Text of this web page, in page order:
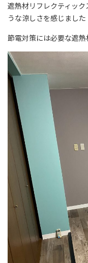
遮熱材リフレクティッ
うな涼しさを感じました
節電対策には必要な遮熱